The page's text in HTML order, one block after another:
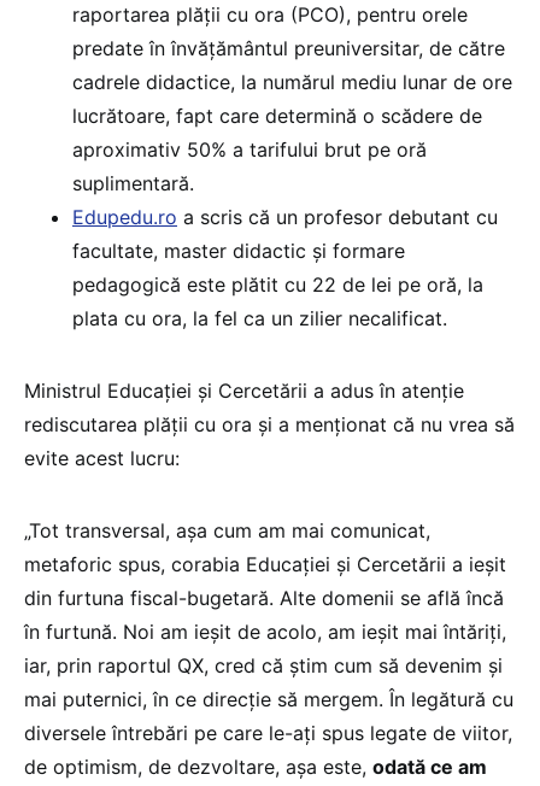
raportarea plății cu ora (PCO), pentru orele
predate în învățământul preuniversitar, de către
cadrele didactice, la numărul mediu lunar de ore
lucrătoare, fapt care determină o scădere de
aproximativ 50% a tarifului brut pe oră
suplimentară.
Edupedu.ro a scris că un profesor debutant cu
facultate, master didactic și formare
pedagogică este plătit cu 22 de lei pe oră, la
plata cu ora, la fel ca un zilier necalificat.
Ministrul Educației și Cercetării a adus în atenție
rediscutarea plății cu ora și a menționat că nu vrea să
evite acest lucru:
„Tot transversal, așa cum am mai comunicat,
metaforic spus, corabia Educației și Cercetării a ieșit
din furtuna fiscal-bugetară. Alte domenii se află încă
în furtună. Noi am ieșit de acolo, am ieșit mai întăriți,
iar, prin raportul QX, cred că știm cum să devenim și
mai puternici, în ce direcție să mergem. În legătură cu
diversele întrebări pe care le-ați spus legate de viitor,
de optimism, de dezvoltare, așa este, odată ce am